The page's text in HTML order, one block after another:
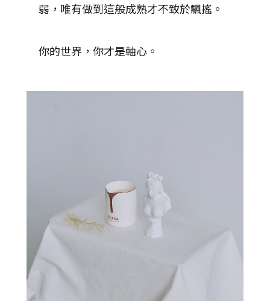
弱，唯有做到這般成熟才不致於飄搖。
你的世界，你才是軸心。